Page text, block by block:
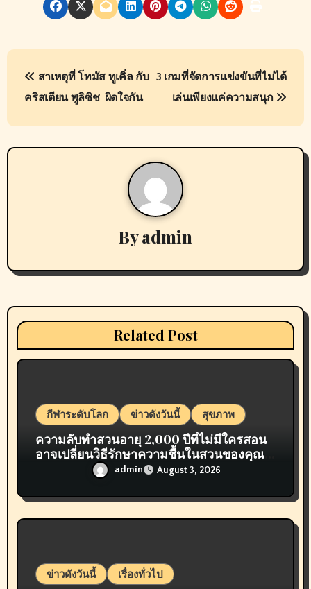
P
s
t
i
a
สาเหตุที่ โทมัส ทูเคิ่ล กับ
คริสเตียน พูลิซิช ผิดใจกัน
3 เกมที่จัดการแข่งขันที่ไม่ได้
เล่นเพียงแค่ความสนุก
Byadmin
Related Post
กีฬาระดับโลก ข่าวดังวันนี้ สุขภาพ
ความลับทำสวนอายุ 2,000 ปีที่ไม่มีใครสอน
อาจเปลี่ยนวิธีรักษาความชื้นในสวนของคุณ
ไปตลอดกาล
admin August 3, 2026
ข่าวดังวันนี้ เรื่องทั่วไป